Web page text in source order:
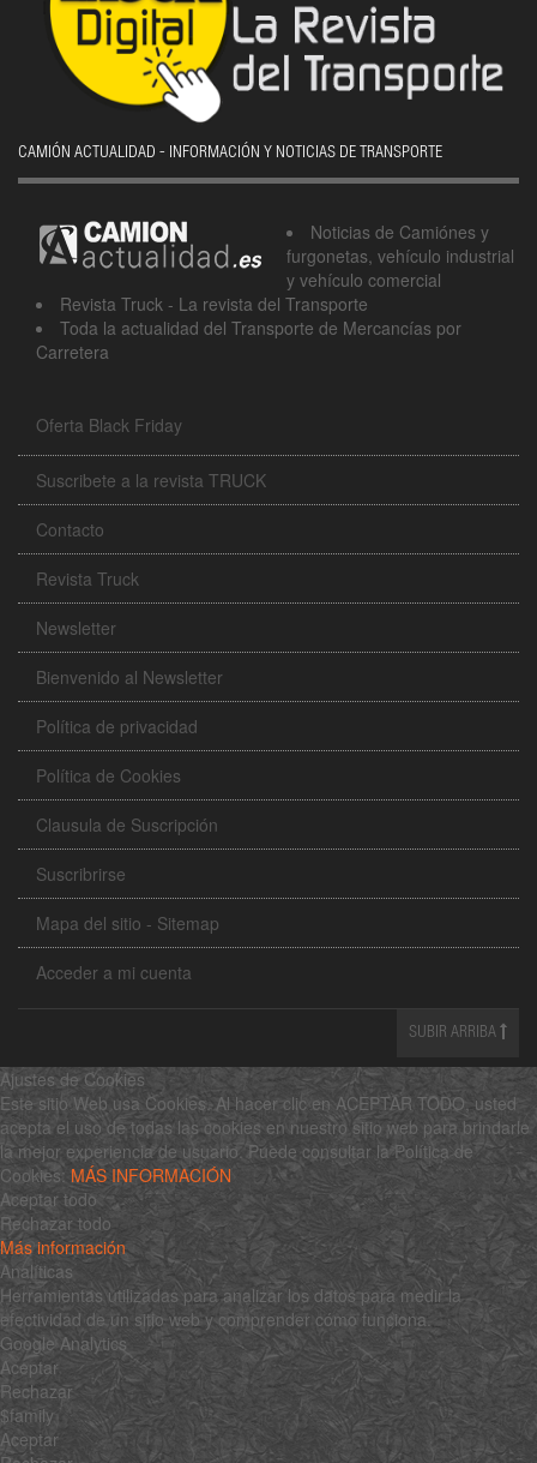
CAMIÓN ACTUALIDAD - INFORMACIÓN Y NOTICIAS DE TRANSPORTE
Noticias de Camiónes y
furgonetas, vehículo industrial
y vehículo comercial
Revista Truck - La revista del Transporte
Toda la actualidad del Transporte de Mercancías por
Carretera
Oferta Black Friday
Suscribete a la revista TRUCK
Contacto
Revista Truck
Newsletter
Bienvenido al Newsletter
Política de privacidad
Política de Cookies
Clausula de Suscripción
Suscribrirse
Mapa del sitio - Sitemap
Acceder a mi cuenta
SUBIR ARRIBA
Ajustes de Cookies
Este sitio Web usa Cookies. Al hacer clic en ACEPTAR TODO, usted
acepta el uso de todas las cookies en nuestro sitio web para brindarle
la mejor experiencia de usuario. Puede consultar la Política de
Cookies: MÁS INFORMACIÓN
Aceptar todo
Rechazar todo
Más información
Analíticas
Herramientas utilizadas para analizar los datos para medir la
efectividad de un sitio web y comprender cómo funciona.
Google Analytics
Aceptar
Rechazar
$family
Aceptar